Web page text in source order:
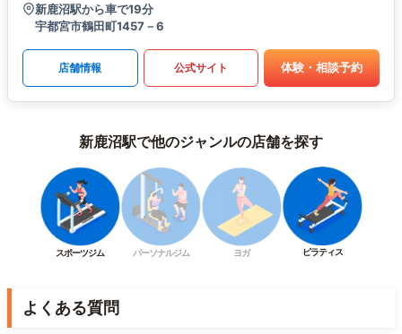
新鹿沼駅から車で19分
宇都宮市鶴田町1457－6
店舗情報 公式サイト 体験・相談予約
新鹿沼駅で他のジャンルの店舗を探す
スポーツジム パーソナルジム ヨガ ピラティス
よくある質問